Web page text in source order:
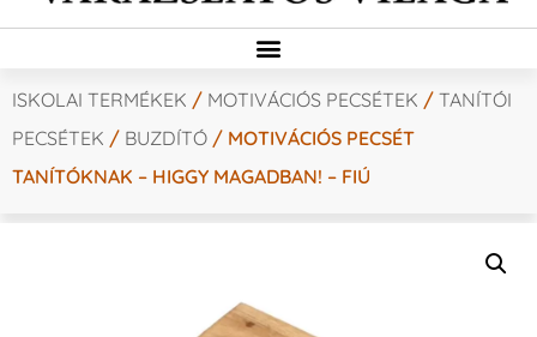
ISKOLAI TERMÉKEK / MOTIVÁCIÓS PECSÉTEK / TANÍTÓI
PECSÉTEK / BUZDÍTÓ / MOTIVÁCIÓS PECSÉT
TANÍTÓKNAK – HIGGY MAGADBAN! – FIÚ